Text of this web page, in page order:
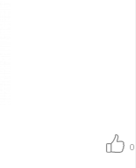
0